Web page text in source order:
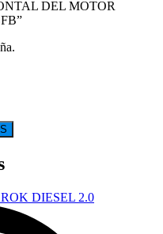
DEL MOTOR